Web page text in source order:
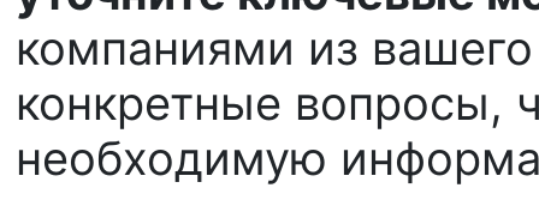
компаниями из
конкретные вопросы,
необходимую